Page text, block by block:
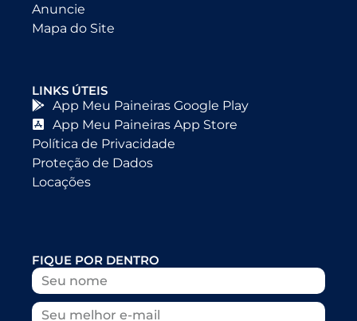
Anuncie
Mapa do Site
LINKS ÚTEIS
App Meu Paineiras Google Play
App Meu Paineiras App Store
Política de Privacidade
Proteção de Dados
Locações
FIQUE POR DENTRO